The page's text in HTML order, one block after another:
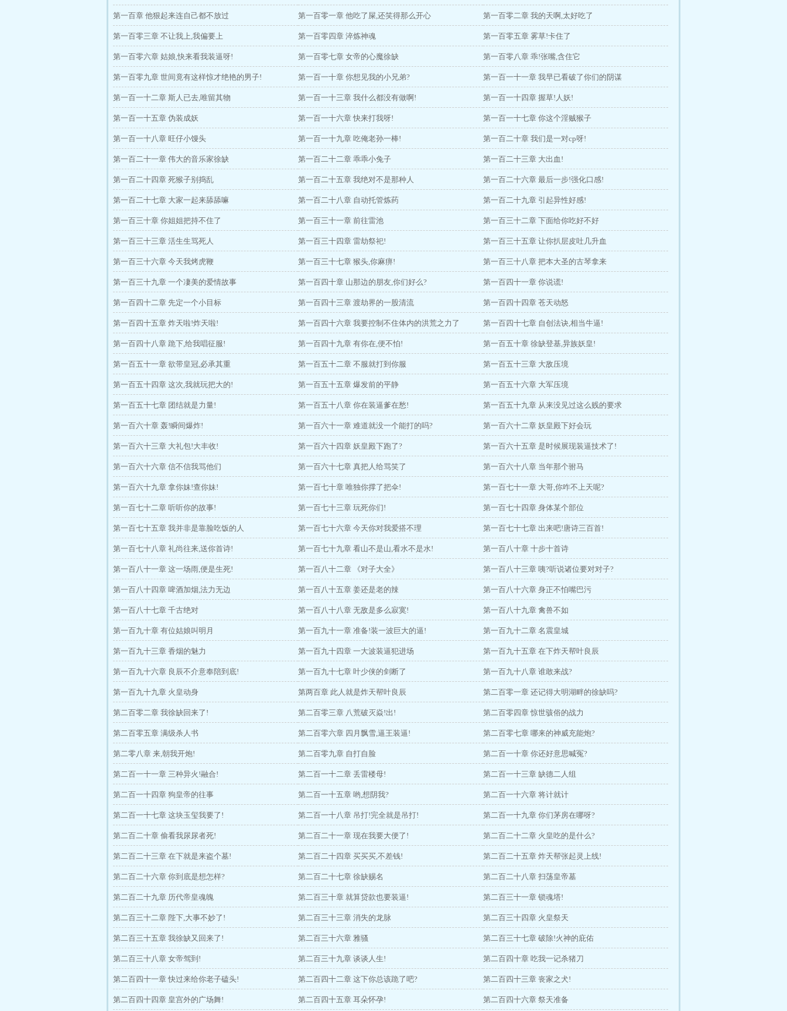
第一百章 他狠起来连自己都不放过 第一百零一章 他吃了屎,还笑得那么开心 第一百零二章 我的天啊,太好吃了
第一百零三章 不让我上,我偏要上 第一百零四章 淬炼神魂 第一百零五章 雾草!卡住了
第一百零六章 姑娘,快来看我装逼呀! 第一百零七章 女帝的心魔徐缺 第一百零八章 乖!张嘴,含住它
第一百零九章 世间竟有这样惊才绝艳的男子! 第一百一十章 你想见我的小兄弟? 第一百一十一章 我早已看破了你们的阴谋
第一百一十二章 斯人已去,唯留其物 第一百一十三章 我什么都没有做啊! 第一百一十四章 握草!人妖!
第一百一十五章 伪装成妖 第一百一十六章 快来打我呀! 第一百一十七章 你这个淫贼猴子
第一百一十八章 旺仔小馒头 第一百一十九章 吃俺老孙一棒! 第一百二十章 我们是一对cp呀!
第一百二十一章 伟大的音乐家徐缺 第一百二十二章 乖乖小兔子 第一百二十三章 大出血!
第一百二十四章 死猴子别捣乱 第一百二十五章 我绝对不是那种人 第一百二十六章 最后一步!强化口感!
第一百二十七章 大家一起来舔舔嘛 第一百二十八章 自动托管炼药 第一百二十九章 引起异性好感!
第一百三十章 你姐姐把持不住了 第一百三十一章 前往雷池 第一百三十二章 下面给你吃好不好
第一百三十三章 活生生骂死人 第一百三十四章 雷劫祭祀! 第一百三十五章 让你扒层皮吐几升血
第一百三十六章 今天我烤虎鞭 第一百三十七章 猴头,你麻痹! 第一百三十八章 把本大圣的古琴拿来
第一百三十九章 一个凄美的爱情故事 第一百四十章 山那边的朋友,你们好么? 第一百四十一章 你说谎!
第一百四十二章 先定一个小目标 第一百四十三章 渡劫界的一股清流 第一百四十四章 苍天动怒
第一百四十五章 炸天啦!炸天啦! 第一百四十六章 我要控制不住体内的洪荒之力了 第一百四十七章 自创法诀,相当牛逼!
第一百四十八章 跪下,给我唱征服! 第一百四十九章 有你在,便不怕! 第一百五十章 徐缺登基,异族妖皇!
第一百五十一章 欲带皇冠,必承其重 第一百五十二章 不服就打到你服 第一百五十三章 大敌压境
第一百五十四章 这次,我就玩把大的! 第一百五十五章 爆发前的平静 第一百五十六章 大军压境
第一百五十七章 团结就是力量! 第一百五十八章 你在装逼爹在愁! 第一百五十九章 从来没见过这么贱的要求
第一百六十章 轰!瞬间爆炸! 第一百六十一章 难道就没一个能打的吗? 第一百六十二章 妖皇殿下好会玩
第一百六十三章 大礼包!大丰收! 第一百六十四章 妖皇殿下跑了? 第一百六十五章 是时候展现装逼技术了!
第一百六十六章 信不信我骂他们 第一百六十七章 真把人给骂笑了 第一百六十八章 当年那个驸马
第一百六十九章 拿你妹!查你妹! 第一百七十章 唯独你撑了把伞! 第一百七十一章 大哥,你咋不上天呢?
第一百七十二章 听听你的故事! 第一百七十三章 玩死你们! 第一百七十四章 身体某个部位
第一百七十五章 我并非是靠脸吃饭的人 第一百七十六章 今天你对我爱搭不理 第一百七十七章 出来吧!唐诗三百首!
第一百七十八章 礼尚往来,送你首诗! 第一百七十九章 看山不是山,看水不是水! 第一百八十章 十步十首诗
第一百八十一章 这一场雨,便是生死! 第一百八十二章 《对子大全》 第一百八十三章 咦?听说诸位要对对子?
第一百八十四章 啤酒加烟,法力无边 第一百八十五章 姜还是老的辣 第一百八十六章 身正不怕嘴巴污
第一百八十七章 千古绝对 第一百八十八章 无敌是多么寂寞! 第一百八十九章 禽兽不如
第一百九十章 有位姑娘叫明月 第一百九十一章 准备!装一波巨大的逼! 第一百九十二章 名震皇城
第一百九十三章 香烟的魅力 第一百九十四章 一大波装逼犯进场 第一百九十五章 在下炸天帮叶良辰
第一百九十六章 良辰不介意奉陪到底! 第一百九十七章 叶少侠的剑断了 第一百九十八章 谁敢来战?
第一百九十九章 火皇动身 第两百章 此人就是炸天帮叶良辰 第二百零一章 还记得大明湖畔的徐缺吗?
第二百零二章 我徐缺回来了! 第二百零三章 八荒破灭焱!出! 第二百零四章 惊世骇俗的战力
第二百零五章 满级杀人书 第二百零六章 四月飘雪,逼王装逼! 第二百零七章 哪来的神威充能炮?
第二零八章 来,朝我开炮! 第二百零九章 自打自脸 第二百一十章 你还好意思喊冤?
第二百一十一章 三种异火!融合! 第二百一十二章 丢雷楼母! 第二百一十三章 缺德二人组
第二百一十四章 狗皇帝的往事 第二百一十五章 哟,想阴我? 第二百一十六章 将计就计
第二百一十七章 这块玉玺我要了! 第二百一十八章 吊打!完全就是吊打! 第二百一十九章 你们茅房在哪呀?
第二百二十章 偷看我尿尿者死! 第二百二十一章 现在我要大便了! 第二百二十二章 火皇吃的是什么?
第二百二十三章 在下就是来盗个墓! 第二百二十四章 买买买,不差钱! 第二百二十五章 炸天帮张起灵上线!
第二百二十六章 你到底是想怎样? 第二百二十七章 徐缺赐名 第二百二十八章 扫荡皇帝墓
第二百二十九章 历代帝皇魂魄 第二百三十章 就算贷款也要装逼! 第二百三十一章 锁魂塔!
第二百三十二章 陛下,大事不妙了! 第二百三十三章 消失的龙脉 第二百三十四章 火皇祭天
第二百三十五章 我徐缺又回来了! 第二百三十六章 雅骚 第二百三十七章 破除!火神的庇佑
第二百三十八章 女帝驾到! 第二百三十九章 谈谈人生! 第二百四十章 吃我一记杀猪刀
第二百四十一章 快过来给你老子磕头! 第二百四十二章 这下你总该跪了吧? 第二百四十三章 丧家之犬!
第二百四十四章 皇宫外的广场舞! 第二百四十五章 耳朵怀孕! 第二百四十六章 祭天准备